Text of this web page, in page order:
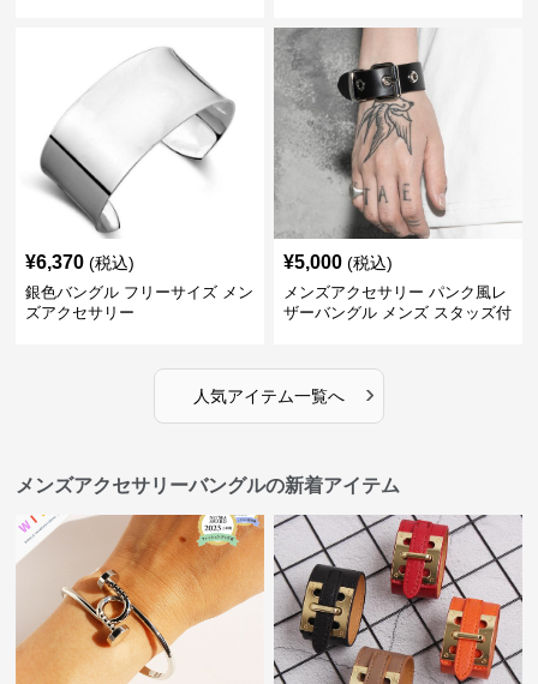
¥6,370 (税込)
銀色バングル フリーサイズ メン
ズアクセサリー
¥5,000 (税込)
メンズアクセサリー パンク風レ
ザーバングル メンズ スタッズ付
人気アイテム一覧へ ›
メンズアクセサリーバングルの新着アイテム